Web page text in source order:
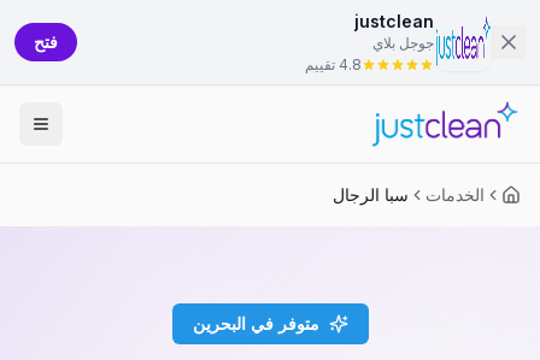
justclean
جوجل بلاي
4.8 تقييم
فتح
الخدمات سبا الرجال
متوفر في البحرين